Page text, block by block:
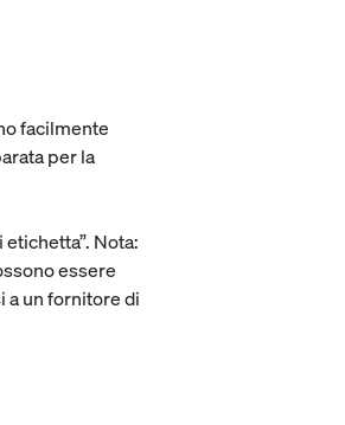
facilmente
per la
Nota:
essere
a un fornitore di